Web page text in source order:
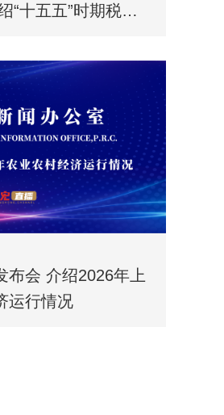
“十五五”时期税收
布会 介绍2026年上
运行情况